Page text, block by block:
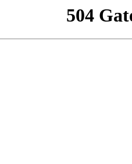
504